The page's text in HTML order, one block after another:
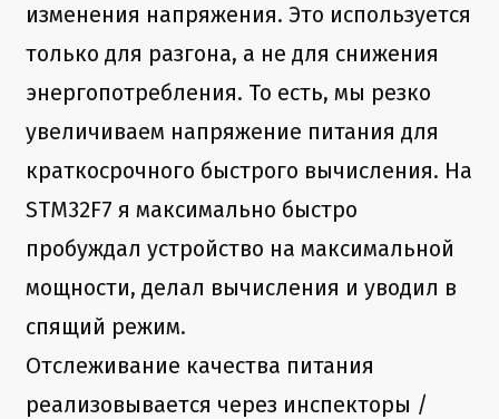
изменения напряжения. Это используется
только для разгона, а не для снижения
энергопотребления. То есть, мы резко
увеличиваем напряжение питания для
краткосрочного быстрого вычисления. На
STM32F7 я максимально быстро
пробуждал устройство на максимальной
мощности, делал вычисления и уводил в
спящий режим.
Отслеживание качества питания
реализовывается через инспекторы /